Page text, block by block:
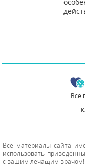
Все
Все материалы сайта
использовать
с вашим лечащим врачом!